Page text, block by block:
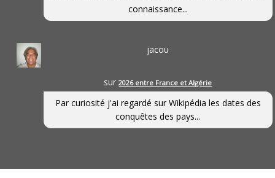
connaissance...
jacou
sur2026 entre France et Algérie
Par curiosité j'ai regardé sur Wikipédia les dates des
conquêtes des pays...